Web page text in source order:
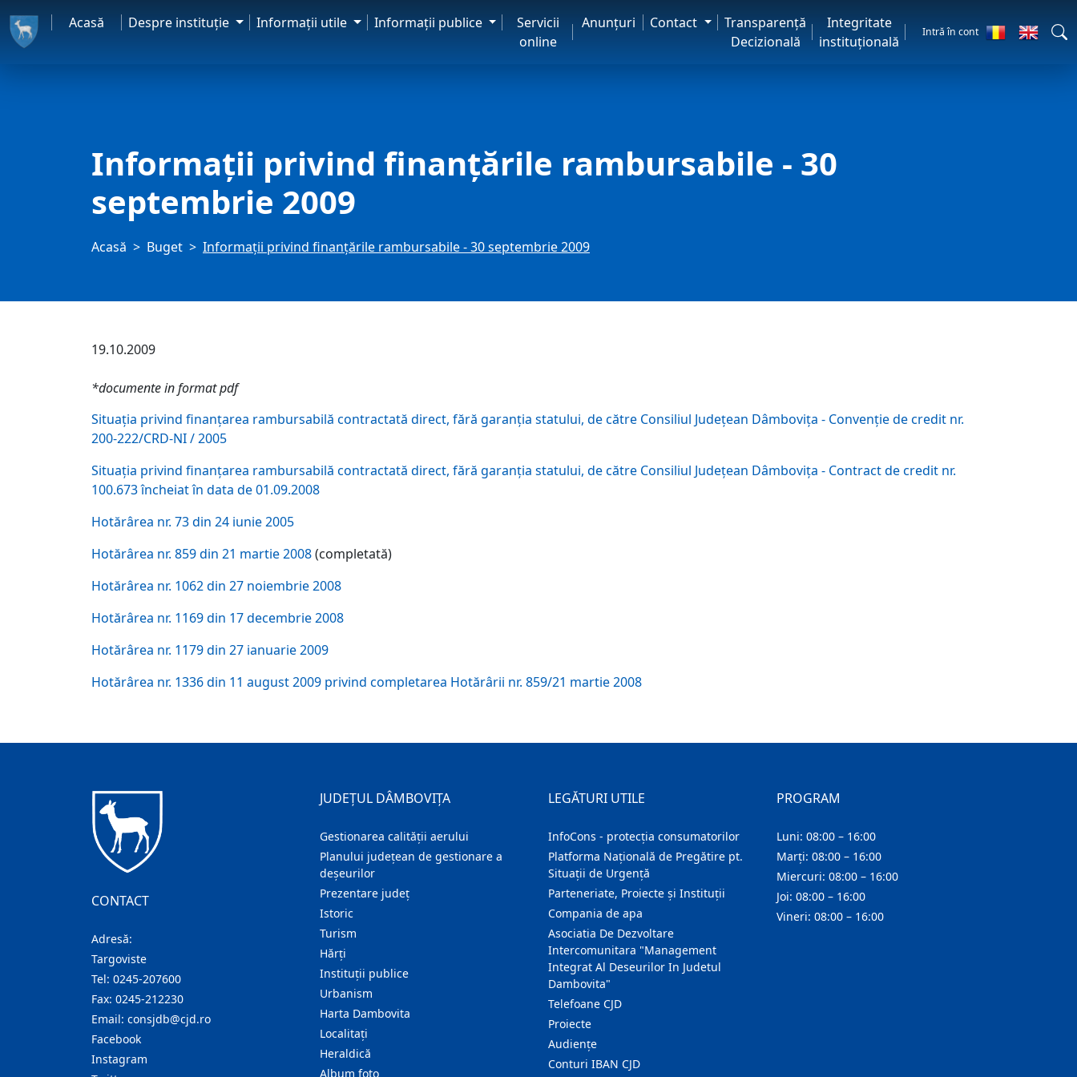
Acasă Despre instituţie Informaţii utile Informaţii publice
Servicii
online
Anunţuri Contact
Transparență
Decizională
Integritate
instituțională
Intră în cont
Informaţii privind finanţările rambursabile - 30
septembrie 2009
Acasă Buget Informaţii privind finanţările rambursabile - 30 septembrie 2009
19.10.2009
*documente in format pdf
Situaţia privind finanţarea rambursabilă contractată direct, fără garanţia statului, de către Consiliul Judeţean Dâmboviţa - Convenţie de credit nr.
200-222/CRD-NI / 2005
Situaţia privind finanţarea rambursabilă contractată direct, fără garanţia statului, de către Consiliul Judeţean Dâmboviţa - Contract de credit nr.
100.673 încheiat în data de 01.09.2008
Hotărârea nr. 73 din 24 iunie 2005
Hotărârea nr. 859 din 21 martie 2008(completată)
Hotărârea nr. 1062 din 27 noiembrie 2008
Hotărârea nr. 1169 din 17 decembrie 2008
Hotărârea nr. 1179 din 27 ianuarie 2009
Hotărârea nr. 1336 din 11 august 2009 privind completarea Hotărârii nr. 859/21 martie 2008
CONTACT
Adresă:
Targoviste
Tel: 0245-207600
Fax: 0245-212230
Email: consjdb@cjd.ro
Facebook
Instagram
JUDEȚUL DÂMBOVIȚA
Gestionarea calității aerului
Planului județean de gestionare a
deșeurilor
Prezentare judeţ
Istoric
Turism
Hărţi
Instituţii publice
Urbanism
Harta Dambovita
Localitaţi
Heraldică
Album foto
LEGĂTURI UTILE
InfoCons - protecția consumatorilor
Platforma Națională de Pregătire pt.
Situații de Urgență
Parteneriate, Proiecte și Instituții
Compania de apa
Asociatia De Dezvoltare
Intercomunitara "Management
Integrat Al Deseurilor In Judetul
Dambovita"
Telefoane CJD
Proiecte
Audienţe
Conturi IBAN CJD
PROGRAM
Luni: 08:00 – 16:00
Marți: 08:00 – 16:00
Miercuri: 08:00 – 16:00
Joi: 08:00 – 16:00
Vineri: 08:00 – 16:00